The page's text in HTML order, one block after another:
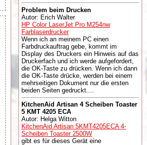
Problem beim Drucken
Autor: Erich Walter
HP Color LaserJet Pro M254nw
Farblaserdrucker
Wenn ich an meinem PC einen
Farbdruckauftrag gebe, kommt im
Display des Druckers ein Hinweis auf das
Druckerfach und ich werde aufgefordert,
die OK-Taste zu drücken. Wenn ich dann
die OK-Taste drücke, werden bei einem
mehrseitigen Dokument nur die ersten
beiden Seiten gedruckt....
KitchenAid Artisan 4 Scheiben Toaster
5 KMT 4205 ECA
Autor: Helga Witton
KitchenAid Artisan 5KMT4205ECA 4-
Scheiben Toaster 2500W
gibt es für dieses Gerät eine